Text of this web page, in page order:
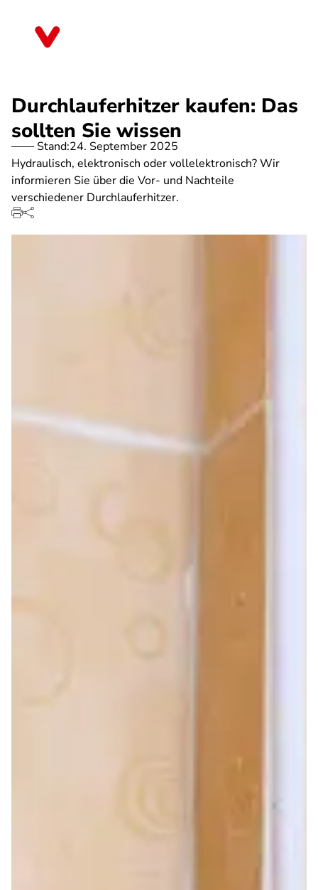
Durchlauferhitzer kaufen: Das
sollten Sie wissen
Stand:24. September 2025
Hydraulisch, elektronisch oder vollelektronisch? Wir
informieren Sie über die Vor- und Nachteile
verschiedener Durchlauferhitzer.